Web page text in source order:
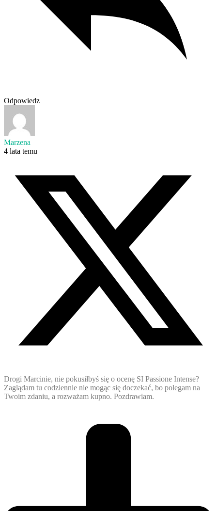
Odpowiedz
Marzena
4 lata temu
Drogi Marcinie, nie pokusiłbyś się o ocenę SI Passione Intense?
Zaglądam tu codziennie nie mogąc się doczekać, bo polegam na
Twoim zdaniu, a rozważam kupno. Pozdrawiam.